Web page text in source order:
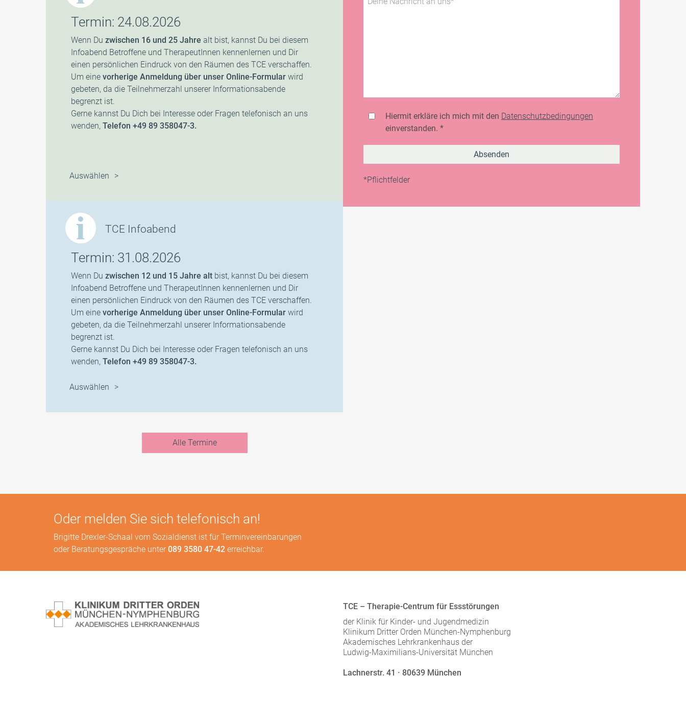
Termin: 24.08.2026
Wenn Du zwischen 16 und 25 Jahre alt bist, kannst Du bei diesem
Infoabend Betroffene und TherapeutInnen kennenlernen und Dir
einen persönlichen Eindruck von den Räumen des TCE verschaffen.
Um eine vorherige Anmeldung über unser Online-Formular wird
gebeten, da die Teilnehmerzahl unserer Informationsabende
begrenzt ist.
Gerne kannst Du Dich bei Interesse oder Fragen telefonisch an uns
wenden, Telefon +49 89 358047-3.
Auswählen
TCE Infoabend
Termin: 31.08.2026
Wenn Du zwischen 12 und 15 Jahre alt bist, kannst Du bei diesem
Infoabend Betroffene und TherapeutInnen kennenlernen und Dir
einen persönlichen Eindruck von den Räumen des TCE verschaffen.
Um eine vorherige Anmeldung über unser Online-Formular wird
gebeten, da die Teilnehmerzahl unserer Informationsabende
begrenzt ist.
Gerne kannst Du Dich bei Interesse oder Fragen telefonisch an uns
wenden, Telefon +49 89 358047-3.
Auswählen
Alle Termine
Hiermit erkläre ich mich mit den Datenschutzbedingungen
einverstanden. *
*Pflichtfelder
Oder melden Sie sich telefonisch an!
Brigitte Drexler-Schaal vom Sozialdienst ist für Terminvereinbarungen
oder Beratungsgespräche unter089 3580 47-42 erreichbar.
TCE – Therapie-Centrum für Essstörungen
der Klinik für Kinder- und Jugendmedizin
Klinikum Dritter Orden München-Nymphenburg
Akademisches Lehrkrankenhaus der
Ludwig-Maximilians-Universität München
Lachnerstr. 41 · 80639 München